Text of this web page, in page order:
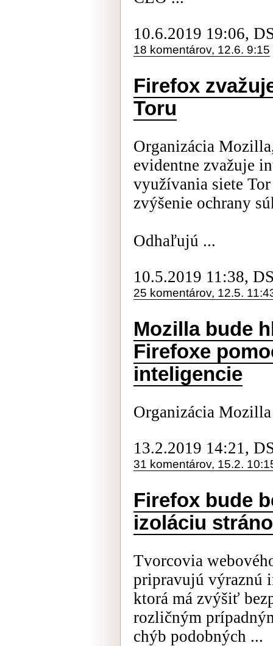
10.6.2019 19:06,
18 komentárov, 12.6. 9:15
Firefox
Toru
Organizácia
evidentne zvažuje
využívania siete
zvýšenie ochrany
Odhaľujú ...
10.5.2019 11:38,
25 komentárov, 12.5.
Mozilla bude
Firefoxe
inteligencie
Organizácia
13.2.2019 14:21,
31 komentárov, 15.2.
Firefox bude
izoláciu
Tvorcovia
pripravujú výraznú
ktorá má zvýšiť
rozličným
chýb podobných ...